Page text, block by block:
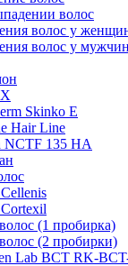
волос
волос у
волос у
Skinko E
Hair Line
NCTF 135 HA
(1 пробирка)
(2 пробирки)
Lab BCT RK-